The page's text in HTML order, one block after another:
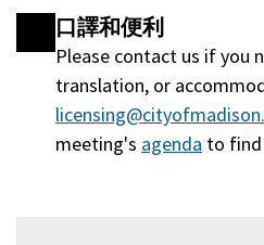
口譯和便利
Please contact us if you
translation, or
meeting's agenda (將
to find